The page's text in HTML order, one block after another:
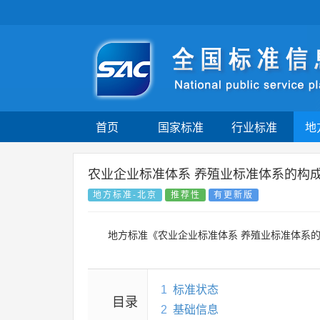
首页 国家标准 行业标准 地
农业企业标准体系 养殖业标准体系的构
地方标准-北京 推荐性 有更新版
地方标准《农业企业标准体系 养殖业标准体系
目录
1 标准状态
2 基础信息